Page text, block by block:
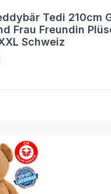
Tedi 210cm
Frau Freundin
Schweiz